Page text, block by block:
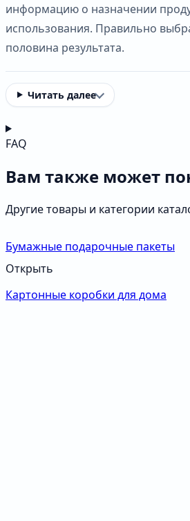
информацию о назначении
использования. Правильно
половина результата.
Читать далее
FAQ
Вам также может
Другие товары и категории
Бумажные подарочные пакеты
Открыть
Картонные коробки для дома